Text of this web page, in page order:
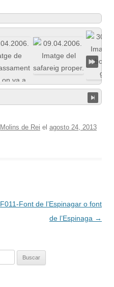
Molins de Rei el agosto 24, 2013
F011-Font de l’Espinagar o font
de l’Espinaga →